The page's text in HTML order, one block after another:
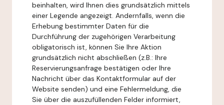
beinhalten, wird Ihnen dies grundsätzlich mittels
einer Legende angezeigt. Andernfalls, wenn die
Erhebung bestimmter Daten für die
Durchführung der zugehörigen Verarbeitung
obligatorisch ist, können Sie Ihre Aktion
grundsätzlich nicht abschließen (z.B.: Ihre
Reservierungsanfrage bestätigen oder Ihre
Nachricht über das Kontaktformular auf der
Website senden) und eine Fehlermeldung, die
Sie über die auszufüllenden Felder informiert,